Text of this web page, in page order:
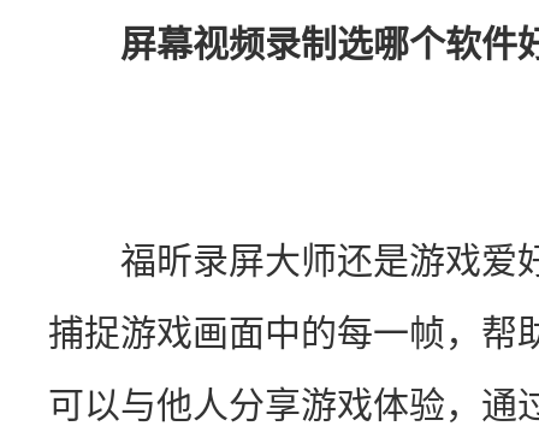
屏幕视频录制选哪个软件
福昕录屏大师还是游戏爱
捕捉游戏画面中的每一帧，帮
可以与他人分享游戏体验，通